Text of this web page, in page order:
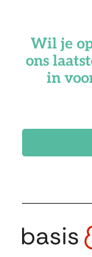
Wil je
ons
in